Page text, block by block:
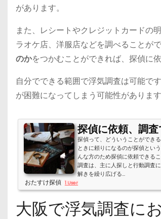
があります。
また、レシートやクレジットカードの
ラオケ店、洋服店などを調べることが
のかをつかむことができれば、探偵に
自分でできる範囲で浮気調査は可能で
が困難になってしまう可能性がありま
探偵に依頼、調
探偵って、どういうことができ
ときに頼りになるのが探偵とい
んな方のため探偵に依頼できる
調査は、主に人探しと行動調査
解きを繰り広げる...
おたすけ探偵 1 User
大阪で浮気調査に